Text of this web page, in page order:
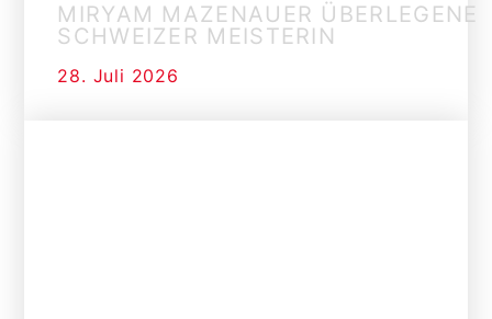
MIRYAM MAZENAUER ÜBERLEGENE
SCHWEIZER MEISTERIN
28. Juli 2026